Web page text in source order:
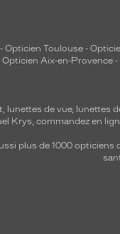
- Opticien Toulouse -
Opticien Aix-en-Provence -
, lunettes de vue, lunettes
Krys, commandez en
plus de 1000 opticiens